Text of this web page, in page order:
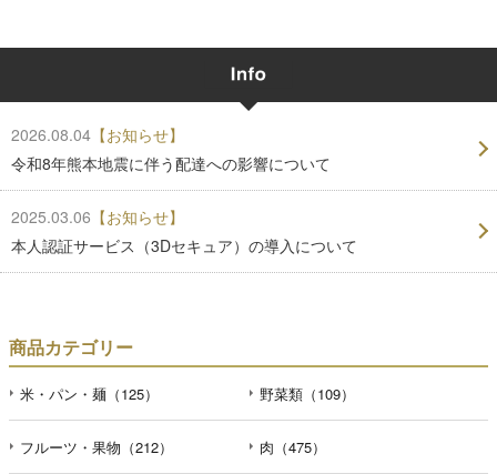
2026.08.04 【お知らせ】
令和8年熊本地震に伴う配達への影響について
2025.03.06 【お知らせ】
本人認証サービス（3Dセキュア）の導入について
商品カテゴリー
米・パン・麺（125） 野菜類（109）
フルーツ・果物（212） 肉（475）